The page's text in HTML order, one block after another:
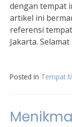
dengan tempat
artikel ini
referensi
Jakarta.
Posted in Tempat